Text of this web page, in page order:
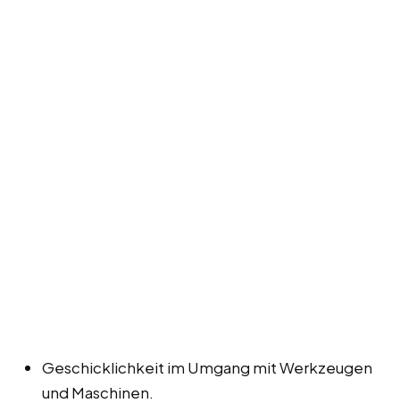
Geschicklichkeit im Umgang mit Werkzeugen
und Maschinen.